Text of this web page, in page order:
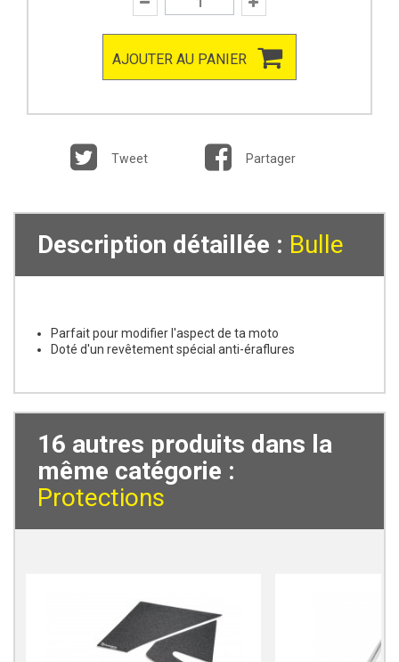
AJOUTER AU PANIER
Tweet Partager
Description détaillée : Bulle
Parfait pour modifier l'aspect de ta moto
Doté d'un revêtement spécial anti-éraflures
16 autres produits dans la
même catégorie :
Protections